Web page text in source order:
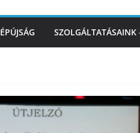
SZOLGÁLTATÁSAINK